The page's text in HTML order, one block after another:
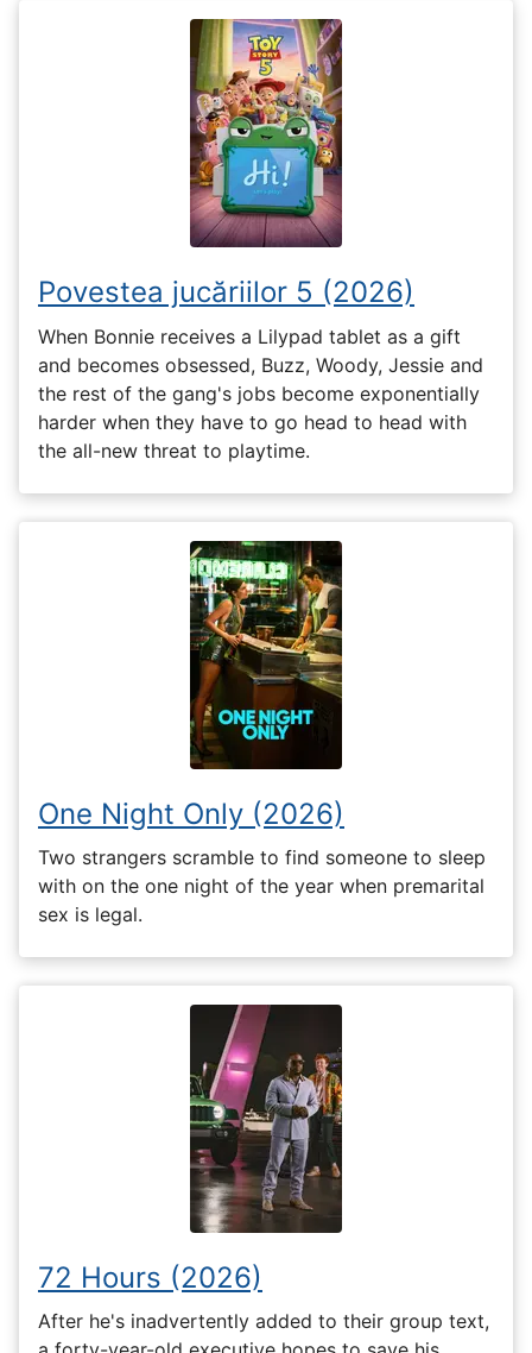
Povestea jucăriilor 5 (2026)
When Bonnie receives a Lilypad tablet as a gift
and becomes obsessed, Buzz, Woody, Jessie and
the rest of the gang's jobs become exponentially
harder when they have to go head to head with
the all-new threat to playtime.
One Night Only (2026)
Two strangers scramble to find someone to sleep
with on the one night of the year when premarital
sex is legal.
72 Hours (2026)
After he's inadvertently added to their group text,